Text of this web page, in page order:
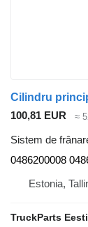
100,81 EUR ≈
Sistem de
0486200008
Estonia,
TruckParts